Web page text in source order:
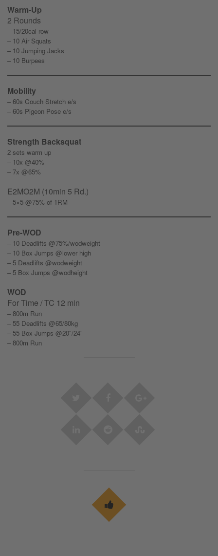
Warm-Up
2 Rounds
– 15/20cal row
– 10 Air Squats
– 10 Jumping Jacks
– 10 Burpees
Mobility
– 60s Couch Stretch e/s
– 60s Pigeon Pose e/s
Strength Backsquat
2 sets warm up
– 10x @40%
– 7x @65%
E2MO2M (10min 5 Rd.)
– 5×5 @75% of 1RM
Pre-WOD
– 10 Deadlifts @75%/wodweight
– 10 Box Jumps @lower high
– 5 Deadlifts @wodweight
– 5 Box Jumps @wodheight
WOD
For Time / TC 12 min
– 800m Run
– 55 Deadlifts @65/80kg
– 55 Box Jumps @20″/24″
– 800m Run